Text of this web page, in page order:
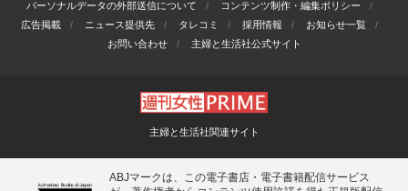
パーソナルデータの外部送信について
コンテンツ制作・編集ポリシー
広告掲載
ニュース提供先 タレコミ 採用情報
お知らせ一覧
お問い合わせ
主婦と生活社公式サイト
主婦と生活社関連サイト
ABJマークは、この電子書店・電子書籍配信サービス